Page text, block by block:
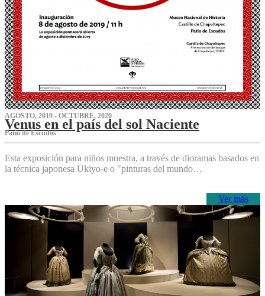
AGOSTO, 2019 - OCTUBRE, 2020
Venus en el país del sol Naciente
P‌atio de Escudos
Esta exposición para niños muestra, a través de dioramas basados en
la técnica japonesa Ukiyo-e o "pinturas del mundo…
Ver más